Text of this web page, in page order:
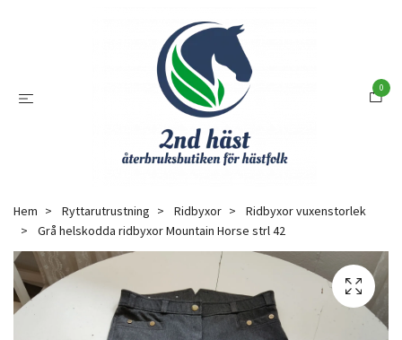
0
Hem Ryttarutrustning Ridbyxor
Ridbyxor vuxenstorlek
Grå helskodda ridbyxor Mountain Horse strl 42